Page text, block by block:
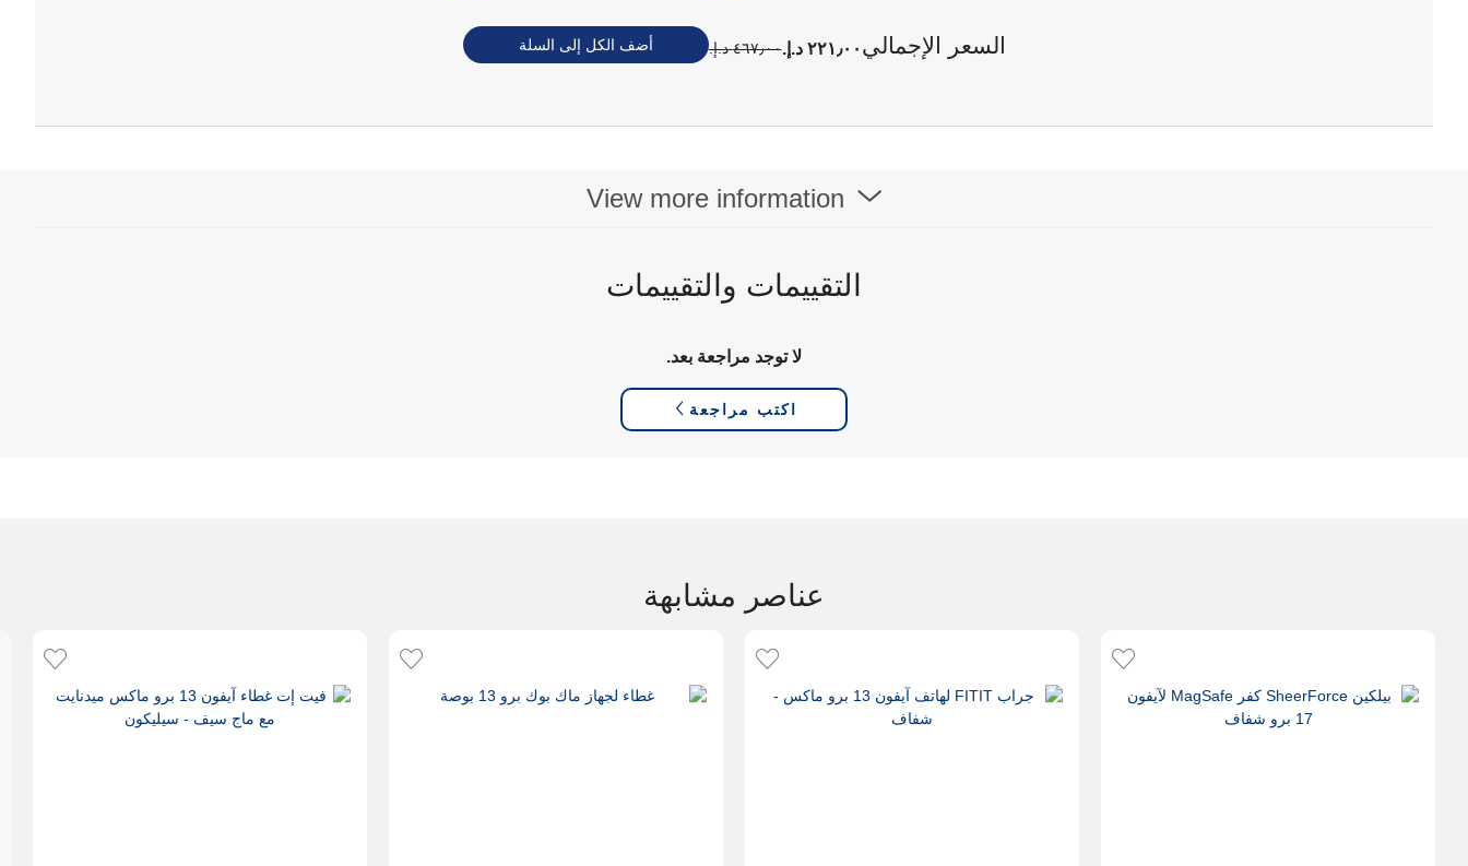
السعر الإجمالي ٢٢١٫٠٠ د.إ.‏ ٤٦٧٫٠٠ د.إ.‏ أضف الكل إلى السلة
View more information
التقييمات والتقييمات
لا توجد مراجعة بعد.
اكتب مراجعة
عناصر مشابهة